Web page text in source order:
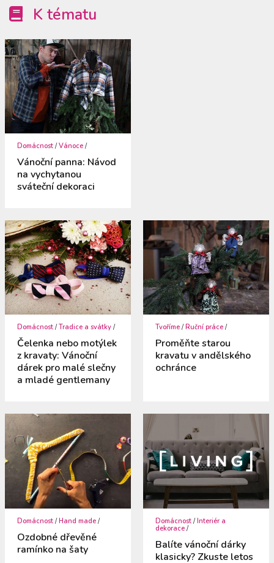
K tématu
Domácnost /Vánoce /
Vánoční panna: Návod
na vychytanou
sváteční dekoraci
Domácnost /Tradice a svátky /
Čelenka nebo motýlek
z kravaty: Vánoční
dárek pro malé slečny
a mladé gentlemany
Tvoříme /Ruční práce /
Proměňte starou
kravatu v andělského
ochránce
Domácnost /Hand made /
Ozdobné dřevěné
ramínko na šaty
Domácnost /Interiér a
dekorace /
Balíte vánoční dárky
klasicky? Zkuste letos